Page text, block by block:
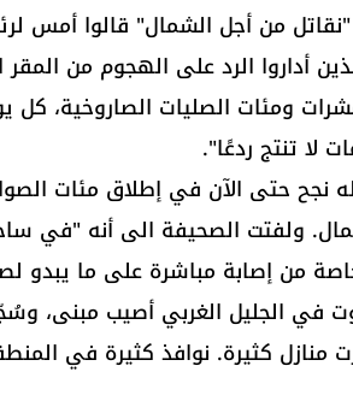
من أجل الشمال" قالوا أمس
أداروا الرد على الهجوم من
ومئات الصليات الصاروخية، كل
لا تنتج ردعًا".
نجح حتى الآن في إطلاق مئات
ولفتت الصحيفة الى أنه "في
من إصابة مباشرة على ما يبدو
الجليل الغربي أصيب مبنى،
كثيرة. نوافذ كثيرة في